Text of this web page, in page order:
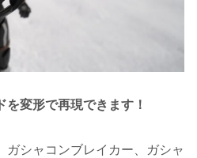
を変形で再現できます！
ガシャコンブレイカー、ガシャ